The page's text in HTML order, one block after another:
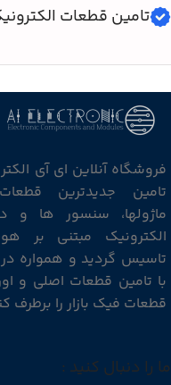
تامین قطعات
فروشگاه آنلاین ای آی
تامین جدیدترین قطعات
ماژولها، سنسور ها و
الکترونیک مبتنی بر
تاسیس گردید و همواره
با تامین قطعات اصلی و
قطعات فیک بازار را برطرف
ما را دنبال کنید :